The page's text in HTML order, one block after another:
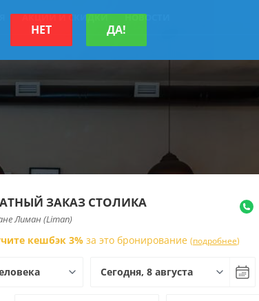
АКЦИИ И СКИДКИ НОВОСТИ
ЗАКАЗ СТОЛИКА
Лиман (Liman)
кешбэк 3% за это бронирование (подробнее)
НЕТ ДА!